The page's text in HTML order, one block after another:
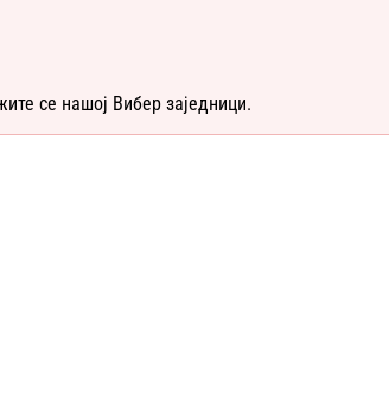
се нашој Вибер заједници.